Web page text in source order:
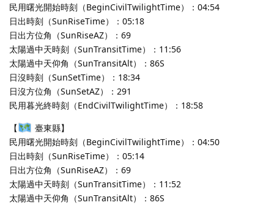
民用曙光開始時刻（BeginCivilTwilightTime）：04:54
日出時刻（SunRiseTime）：05:18
日出方位角（SunRiseAZ）：69
太陽過中天時刻（SunTransitTime）：11:56
太陽過中天仰角（SunTransitAlt）：86S
日沒時刻（SunSetTime）：18:34
日沒方位角（SunSetAZ）：291
民用暮光終時刻（EndCivilTwilightTime）：18:58
【
臺東縣】
民用曙光開始時刻（BeginCivilTwilightTime）：04:50
日出時刻（SunRiseTime）：05:14
日出方位角（SunRiseAZ）：69
太陽過中天時刻（SunTransitTime）：11:52
太陽過中天仰角（SunTransitAlt）：86S